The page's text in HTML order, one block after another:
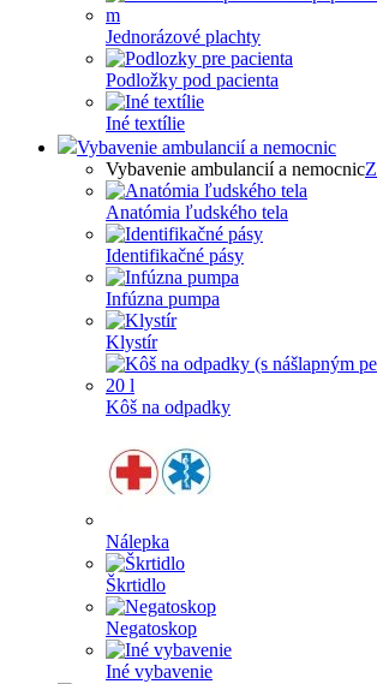
Jednorázové plachty
Podložky pod pacienta
Iné textílie
Vybavenie ambulancií a nemocnic
Vybavenie ambulancií a nemocnic
Anatómia ľudského tela
Identifikačné pásy
Infúzna pumpa
Klystír
Kôš na odpadky
Nálepka
Škrtidlo
Negatoskop
Iné vybavenie